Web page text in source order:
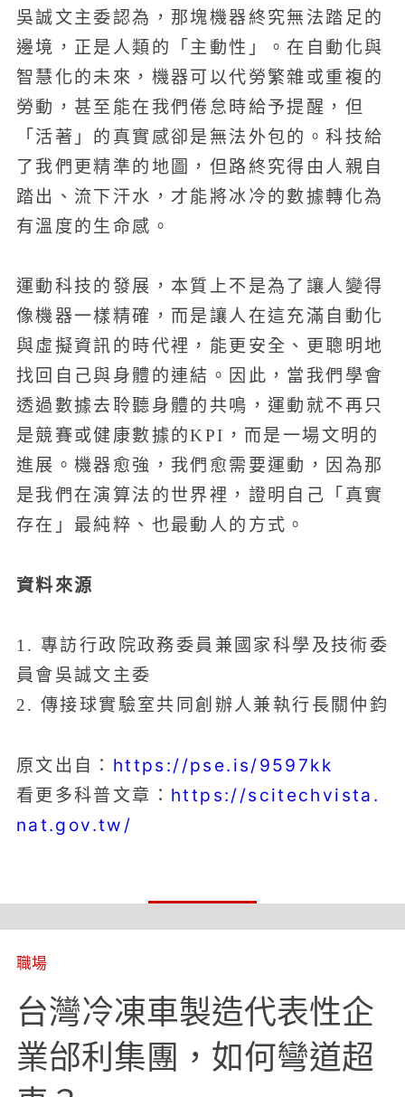
吳誠文主委認為，那塊機器終究無法踏足的
邊境，正是人類的「主動性」。在自動化與
智慧化的未來，機器可以代勞繁雜或重複的
勞動，甚至能在我們倦怠時給予提醒，但
「活著」的真實感卻是無法外包的。科技給
了我們更精準的地圖，但路終究得由人親自
踏出、流下汗水，才能將冰冷的數據轉化為
有溫度的生命感。
運動科技的發展，本質上不是為了讓人變得
像機器一樣精確，而是讓人在這充滿自動化
與虛擬資訊的時代裡，能更安全、更聰明地
找回自己與身體的連結。因此，當我們學會
透過數據去聆聽身體的共鳴，運動就不再只
是競賽或健康數據的KPI，而是一場文明的
進展。機器愈強，我們愈需要運動，因為那
是我們在演算法的世界裡，證明自己「真實
存在」最純粹、也最動人的方式。
資料來源
1. 專訪行政院政務委員兼國家科學及技術委
員會吳誠文主委
2. 傳接球實驗室共同創辦人兼執行長關仲鈞
原文出自： https://pse.is/9597kk
看更多科普文章： https://scitechvista.
nat.gov.tw/
職場
台灣冷凍車製造代表性企
業邰利集團，如何彎道超